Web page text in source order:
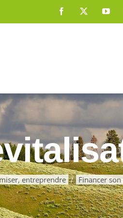
Facebook
entreprendre Financer